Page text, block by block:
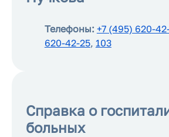
Телефоны: +7 (495) 620-
620-42-25, 103
Справка о
больных